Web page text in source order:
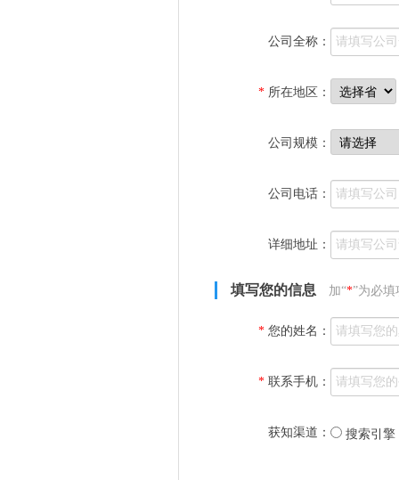
公司全称：
* 所在地区：
公司规模：
公司电话：
详细地址：
填写您的信息 加“*”为必填
* 您的姓名：
* 联系手机：
获知渠道： 搜索引擎